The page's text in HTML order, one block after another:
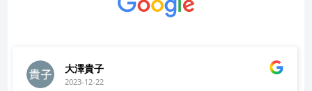
大澤貴子
2023-12-22